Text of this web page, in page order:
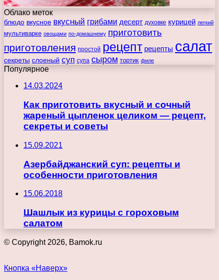
Облако меток
блюдо вкусное вкусный грибами десерт духовке курицей легкий
мультиварке овощами по-домашнему приготовить
приготовления простой рецепт рецепты салат
секреты слоеный суп супа сыром тортик филе
Популярное
14.03.2024
Как приготовить вкусный и сочный
жареный цыпленок целиком — рецепт,
секреты и советы
15.09.2021
Азербайджанский суп: рецепты и
особенности приготовления
15.06.2018
Шашлык из курицы с гороховым
салатом
© Copyright 2026, Bamok.ru
Кнопка «Наверх»